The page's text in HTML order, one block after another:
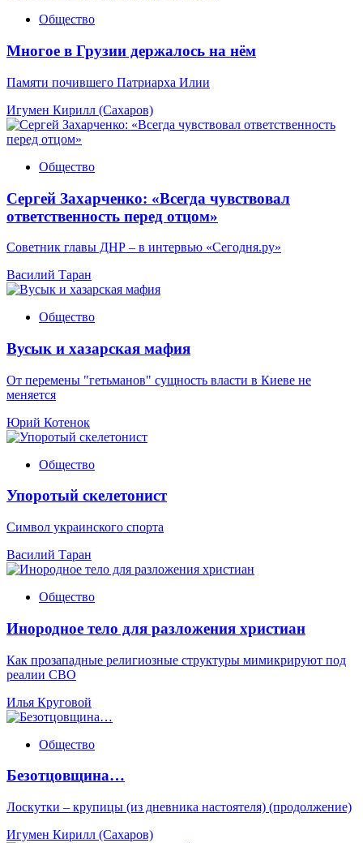
Общество
Многое в Грузии держалось на нём
Памяти почившего Патриарха Илии
Игумен Кирилл (Сахаров)
Общество
Сергей Захарченко: «Всегда чувствовал
ответственность перед отцом»
Советник главы ДНР – в интервью «Сегодня.ру»
Василий Таран
Общество
Вусык и хазарская мафия
От перемены "гетьманов" сущность власти в Киеве не
меняется
Юрий Котенок
Общество
Упоротый скелетонист
Символ украинского спорта
Василий Таран
Общество
Инородное тело для разложения христиан
Как прозападные религиозные структуры мимикрируют под
реалии СВО
Илья Круговой
Общество
Безотцовщина…
Лоскутки – крупицы (из дневника настоятеля) (продолжение)
Игумен Кирилл (Сахаров)